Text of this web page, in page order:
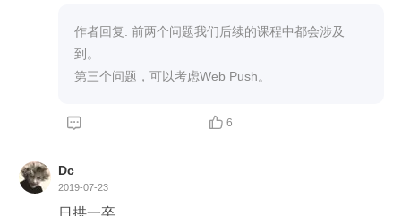
作者回复: 前两个问题我们后续的课程中都会涉及
到。
第三个问题，可以考虑Web Push。
  6
Dc
2019-07-23
日拱一卒